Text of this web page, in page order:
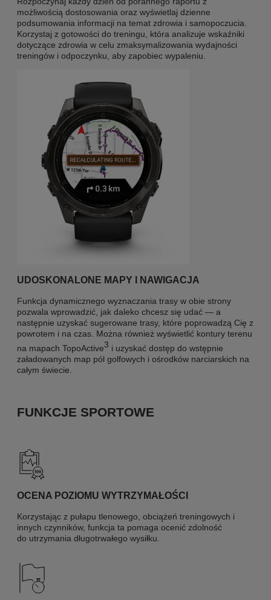
możliwością dostosowania oraz wyświetlaj dzienne
podsumowania informacji na temat zdrowia i samopoczucia.
Korzystaj z gotowości do treningu, która analizuje wskaźniki
dotyczące zdrowia w celu zmaksymalizowania wydajności
treningów i odpoczynku, aby zapobiec wypaleniu.
UDOSKONALONE MAPY I NAWIGACJA
Funkcja dynamicznego wyznaczania trasy w obie strony
pozwala wprowadzić, jak daleko chcesz się udać — a
następnie uzyskać sugerowane trasy, które poprowadzą Cię z
powrotem i na czas. Można również wyświetlić kontury terenu
na mapach TopoActive3 i uzyskać dostęp do wstępnie
załadowanych map pól golfowych i ośrodków narciarskich na
całym świecie.
FUNKCJE SPORTOWE
OCENA POZIOMU WYTRZYMAŁOŚCI
Korzystając z pułapu tlenowego, obciążeń treningowych i
innych czynników, funkcja ta pomaga ocenić zdolność
do utrzymania długotrwałego wysiłku.